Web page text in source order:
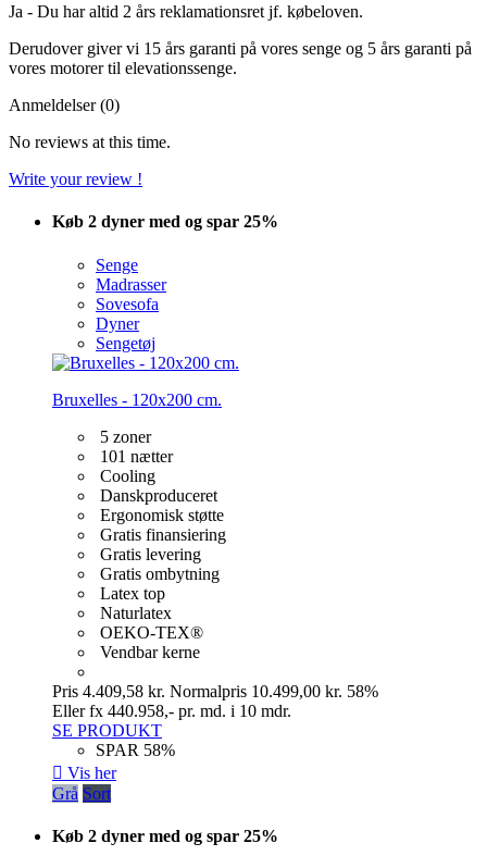
Ja - Du har altid 2 års reklamationsret jf. købeloven.
Derudover giver vi 15 års garanti på vores senge og 5 års garanti på
vores motorer til elevationssenge.
Anmeldelser (0)
No reviews at this time.
Write your review !
Køb 2 dyner med og spar 25%
Senge
Madrasser
Sovesofa
Dyner
Sengetøj
Bruxelles - 120x200 cm.
5 zoner
101 nætter
Cooling
Danskproduceret
Ergonomisk støtte
Gratis finansiering
Gratis levering
Gratis ombytning
Latex top
Naturlatex
OEKO-TEX®
Vendbar kerne
Pris 4.409,58 kr. Normalpris 10.499,00 kr. 58%
Eller fx 440.958,- pr. md. i 10 mdr.
SE PRODUKT
SPAR 58%
 Vis her
Grå Sort
Køb 2 dyner med og spar 25%